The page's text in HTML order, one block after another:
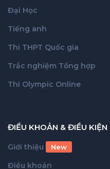
Đại Học
Tiếng anh
Thi THPT Quốc gia
Trắc nghiệm Tổng hợp
Thi Olympic Online
ĐIỀU KHOẢN & ĐIỀU KIỆN
Giới thiệu New
Điều khoản